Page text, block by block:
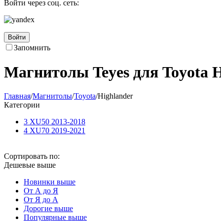
Войти через соц. сеть:
Войти
Запомнить
Магнитолы Teyes для Toyota
Главная/Магнитолы/Toyota/Highlander
Категории
3 XU50 2013-2018
4 XU70 2019-2021
Сортировать по:
Дешевые выше
Новинки выше
От А до Я
От Я до А
Дорогие выше
Популярные выше